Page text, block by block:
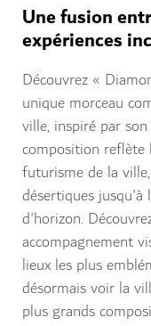
Une fusion
expériences
Découvrez «
unique morceau
ville, inspiré par
composition
futurisme de la
désertiques
d'horizon.
accompagnement
lieux les plus
désormais voir la
plus grands